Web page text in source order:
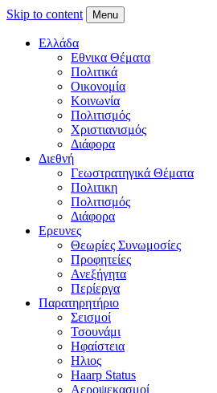
Skip to content Menu
Ελλάδα
Εθνικα Θέματα
Πολιτικά
Οικονομία
Κοινωνία
Πολιτισμός
Χριστιανισμός
Διάφορα
Διεθνή
Γεωστρατηγικά Θέματα
Πολιτικη
Πολιτισμός
Διάφορα
Ερευνες
Θεωρίες Συνωμοσίες
Προφητείες
Ανεξήγητα
Περίεργα
Παρατηρητήριο
Σεισμοί
Τσουνάμι
Ηφαίστεια
Ηλιος
Haarp Status
Αεροψεκασμοί